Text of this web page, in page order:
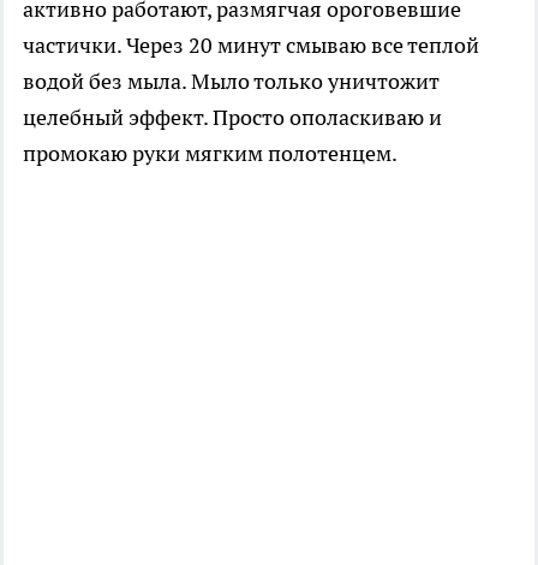
активно работают, размягчая ороговевшие
частички. Через 20 минут смываю все теплой
водой без мыла. Мыло только уничтожит
целебный эффект. Просто ополаскиваю и
промокаю руки мягким полотенцем.